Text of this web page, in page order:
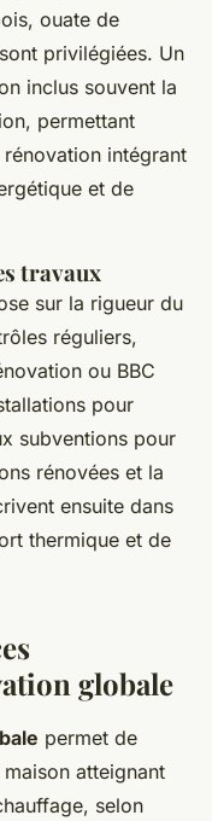
ouate de
privilégiées. Un
inclus souvent la
permettant
intégrant
et de
travaux
sur la rigueur du
réguliers,
ou BBC
pour
subventions pour
rénovées et la
ensuite dans
thermique et de
globale
permet de
atteignant
selon